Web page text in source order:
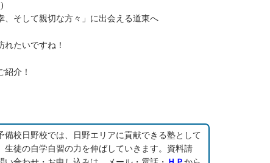
、そして親切な方々」に出会える道東へ
たいですね！
紹介！
備校日野校では、日野エリアに貢献できる塾として
生徒の自学自習の力を伸ばしていきます。資料請